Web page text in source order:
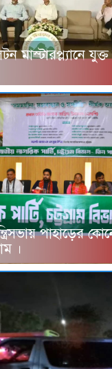
মাস্টারপ্ল্যানে
পাহাড়ের
।